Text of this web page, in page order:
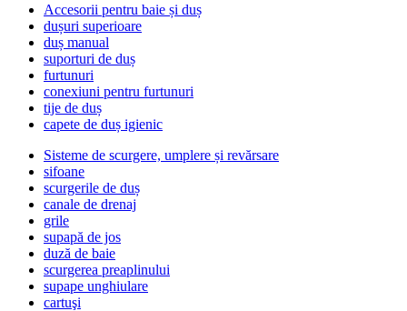
Accesorii pentru baie și duș
dușuri superioare
duș manual
suporturi de duș
furtunuri
conexiuni pentru furtunuri
tije de duș
capete de duș igienic
Sisteme de scurgere, umplere și revărsare
sifoane
scurgerile de duș
canale de drenaj
grile
supapă de jos
duză de baie
scurgerea preaplinului
supape unghiulare
cartuşi